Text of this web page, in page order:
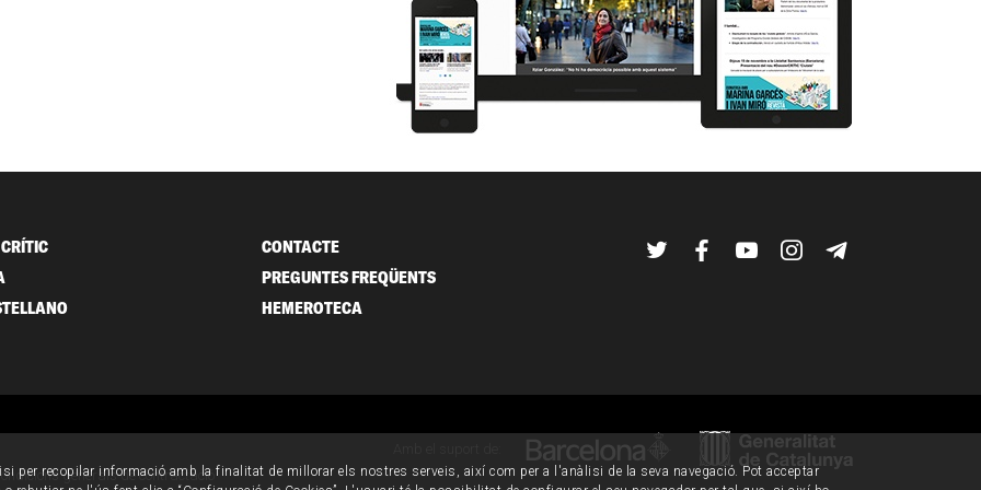
CONTACTE
PREGUNTES FREQÜENTS
HEMEROTECA
TwitterFacebook
YouTubeInstagram
generals de contractació
per recopilar informació amb la finalitat de millorar els nostres serveis, així com per a l'anàlisi de la seva navegació. Pot acceptar